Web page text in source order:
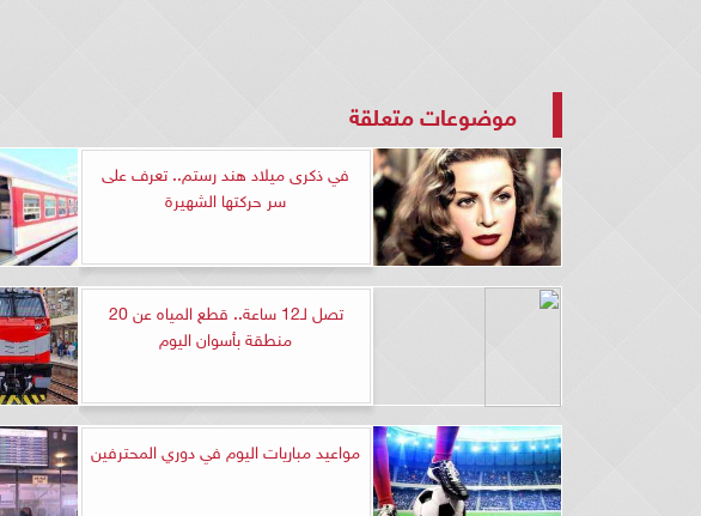
موضوعات متعلقة
في ذكرى ميلاد هند رستم.. تعرف على
سر حركتها الشهيرة
تصل لـ12 ساعة.. قطع المياه عن 20
منطقة بأسوان اليوم
مواعيد مباريات اليوم في دوري المحترفين